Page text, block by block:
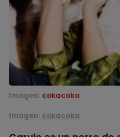
Imagen: cokacoka
Imagen: cokacoka